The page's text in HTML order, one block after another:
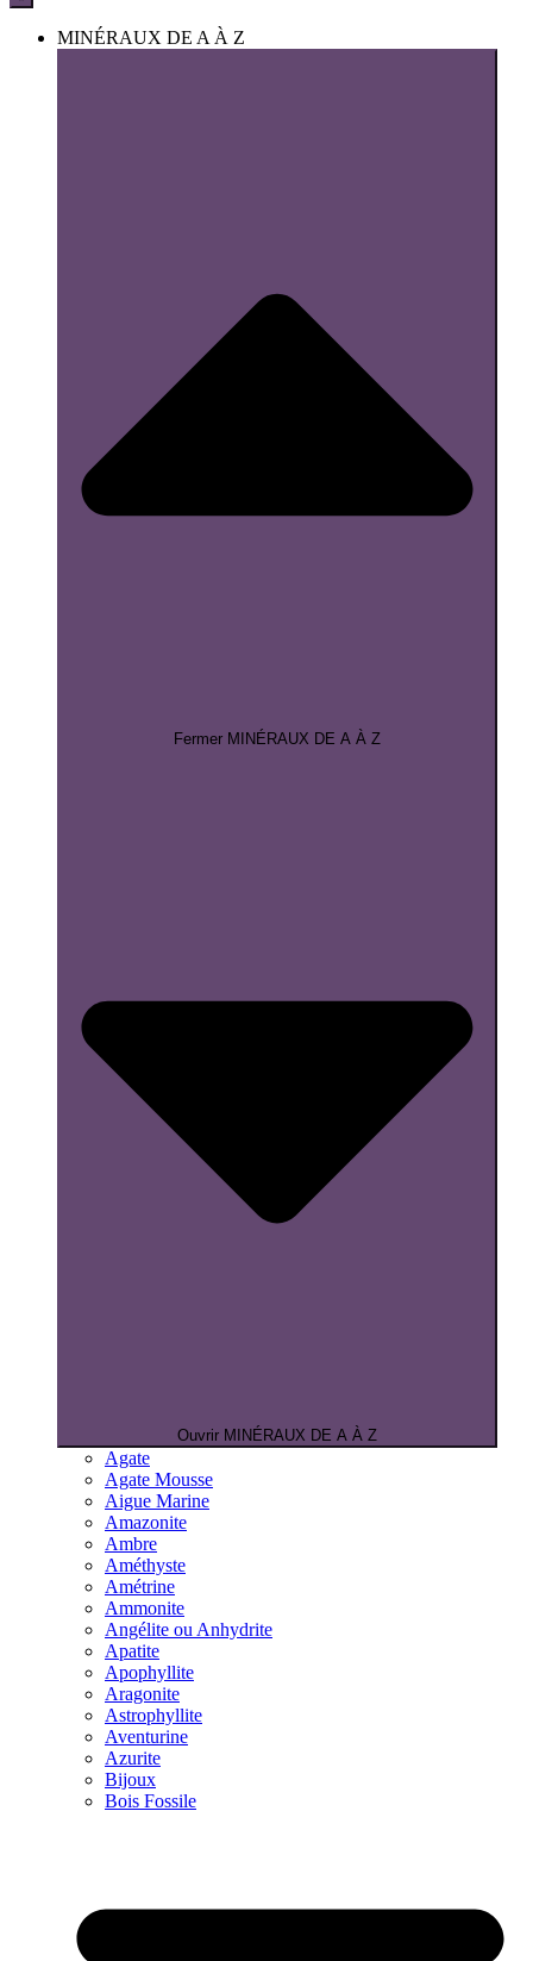
MINÉRAUX DE A À Z
Fermer MINÉRAUX DE A À Z
Ouvrir MINÉRAUX DE A À Z
Agate
Agate Mousse
Aigue Marine
Amazonite
Ambre
Améthyste
Amétrine
Ammonite
Angélite ou Anhydrite
Apatite
Apophyllite
Aragonite
Astrophyllite
Aventurine
Azurite
Bijoux
Bois Fossile